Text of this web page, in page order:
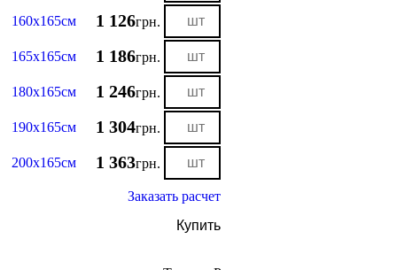
160х165см 1 126грн.
165х165см 1 186грн.
180х165см 1 246грн.
190х165см 1 304грн.
200х165см 1 363грн.
Заказать расчет
Купить